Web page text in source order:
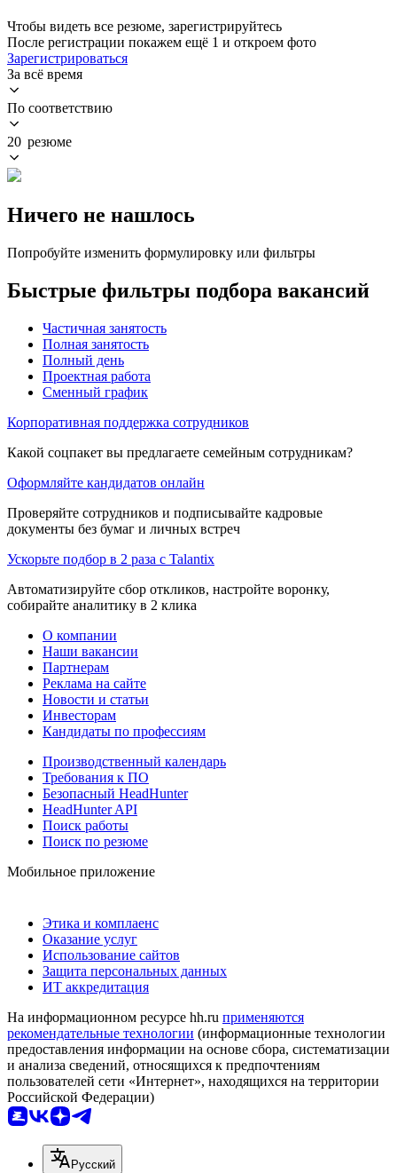
Чтобы видеть все резюме, зарегистрируйтесь
После регистрации покажем ещё 1 и откроем фото
Зарегистрироваться
За всё время
По соответствию
20 резюме
Ничего не нашлось
Попробуйте изменить формулировку или фильтры
Быстрые фильтры подбора вакансий
Частичная занятость
Полная занятость
Полный день
Проектная работа
Сменный график
Корпоративная поддержка сотрудников
Какой соцпакет вы предлагаете семейным сотрудникам?
Оформляйте кандидатов онлайн
Проверяйте сотрудников и подписывайте кадровые
документы без бумаг и личных встреч
Ускорьте подбор в 2 раза с Talantix
Автоматизируйте сбор откликов, настройте воронку,
собирайте аналитику в 2 клика
О компании
Наши вакансии
Партнерам
Реклама на сайте
Новости и статьи
Инвесторам
Кандидаты по профессиям
Производственный календарь
Требования к ПО
Безопасный HeadHunter
HeadHunter API
Поиск работы
Поиск по резюме
Мобильное приложение
Этика и комплаенс
Оказание услуг
Использование сайтов
Защита персональных данных
ИТ аккредитация
На информационном ресурсе hh.ru применяются
рекомендательные технологии (информационные технологии
предоставления информации на основе сбора, систематизации
и анализа сведений, относящихся к предпочтениям
пользователей сети «Интернет», находящихся на территории
Российской Федерации)
Русский